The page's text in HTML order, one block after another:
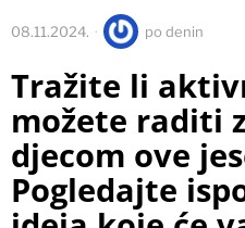
08.11.2024. po denin
Tražite li
možete raditi
djecom ove
Pogledajte